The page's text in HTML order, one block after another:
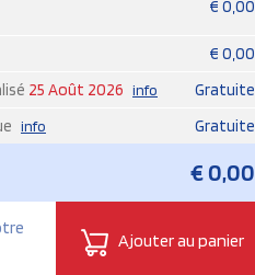
€ 0,00
€ 0,00
25 Août 2026 info
Gratuite
info Gratuite
€0,00
Ajouter au panier